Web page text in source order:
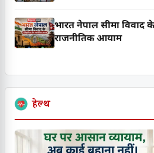
भारत नेपाल सीमा विवाद
राजनीतिक आयाम
हेल्थ